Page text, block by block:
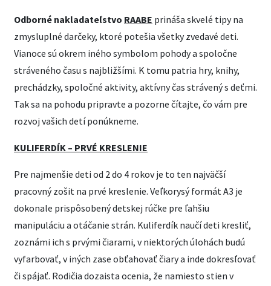
Odborné nakladateľstvo RAABE prináša skvelé tipy na
zmysluplné darčeky, ktoré potešia všetky zvedavé deti.
Vianoce sú okrem iného symbolom pohody a spoločne
stráveného času s najbližšími. K tomu patria hry, knihy,
prechádzky, spoločné aktivity, aktívny čas strávený s deťmi.
Tak sa na pohodu pripravte a pozorne čítajte, čo vám pre
rozvoj vašich detí ponúkneme.
KULIFERDÍK – PRVÉ KRESLENIE
Pre najmenšie deti od 2 do 4 rokov je to ten najväčší
pracovný zošit na prvé kreslenie. Veľkorysý formát A3 je
dokonale prispôsobený detskej rúčke pre ľahšiu
manipuláciu a otáčanie strán. Kuliferdík naučí deti kresliť,
zoznámi ich s prvými čiarami, v niektorých úlohách budú
vyfarbovať, v iných zase obťahovať čiary a inde dokresľovať
či spájať. Rodičia dozaista ocenia, že namiesto stien v